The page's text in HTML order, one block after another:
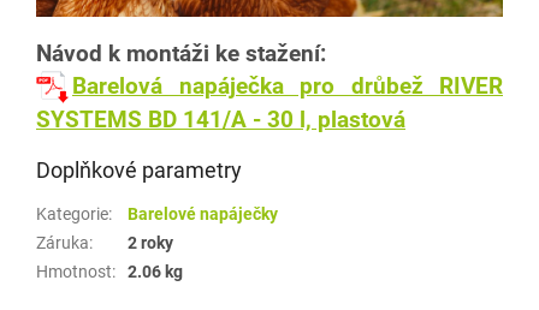
Návod k montáži ke stažení:
Barelová napáječka pro drůbež RIVER
SYSTEMS BD 141/A - 30 l, plastová
Doplňkové parametry
Kategorie:
Barelové napáječky
Záruka:
2 roky
Hmotnost: 2.06 kg